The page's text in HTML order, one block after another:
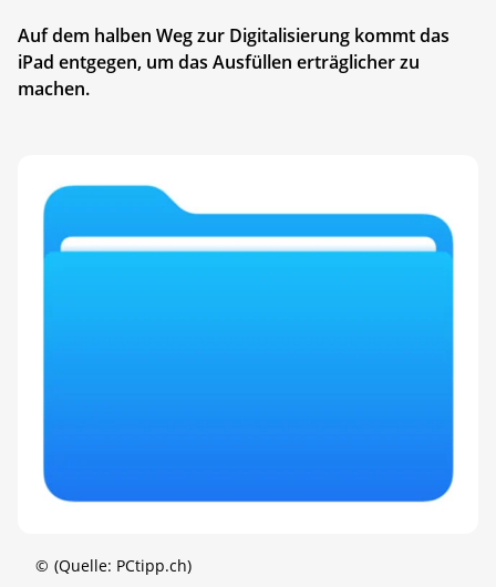
Auf dem halben Weg zur Digitalisierung kommt das
iPad entgegen, um das Ausfüllen erträglicher zu
machen.
© (Quelle: PCtipp.ch)